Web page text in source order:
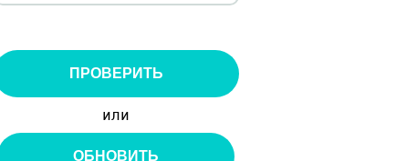
ПРОВЕРИТЬ
или
ОБНОВИТЬ